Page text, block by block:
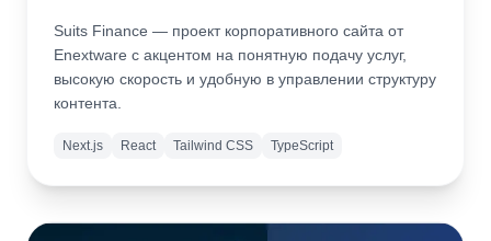
Suits Finance — проект корпоративного сайта от
Enextware с акцентом на понятную подачу услуг,
высокую скорость и удобную в управлении структуру
контента.
Next.js React Tailwind CSS TypeScript
сайт